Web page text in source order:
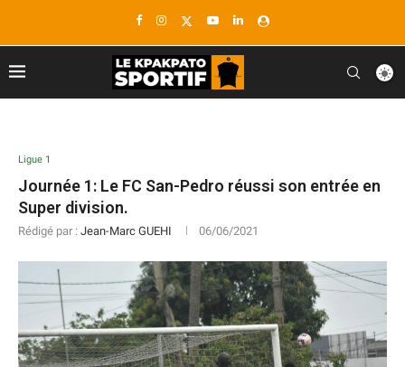
Ligue 1
Journée 1: Le FC San-Pedro réussi son entrée en
Super division.
Rédigé par : Jean-Marc GUEHI 06/06/2021